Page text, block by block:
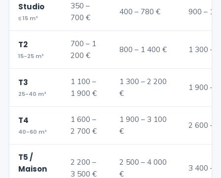
Studio
≤ 15 m³
350 –
700 €
400 – 780 € 900 – 1
T2
15-25 m³
700 – 1
200 €
800 – 1 400 € 1 300 –
T3
25-40 m³
1 100 –
1 900 €
1 300 – 2 200
€
1 900 –
T4
40-60 m³
1 600 –
2 700 €
1 900 – 3 100
€
2 600 –
T5 /
Maison
2 200 –
3 500 €
2 500 – 4 000
€
3 400 –